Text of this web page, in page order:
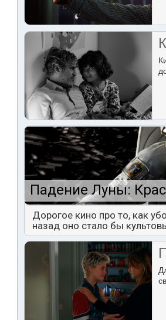
Падение Луны:
Дорогое кино про то, как
назад оно стало бы